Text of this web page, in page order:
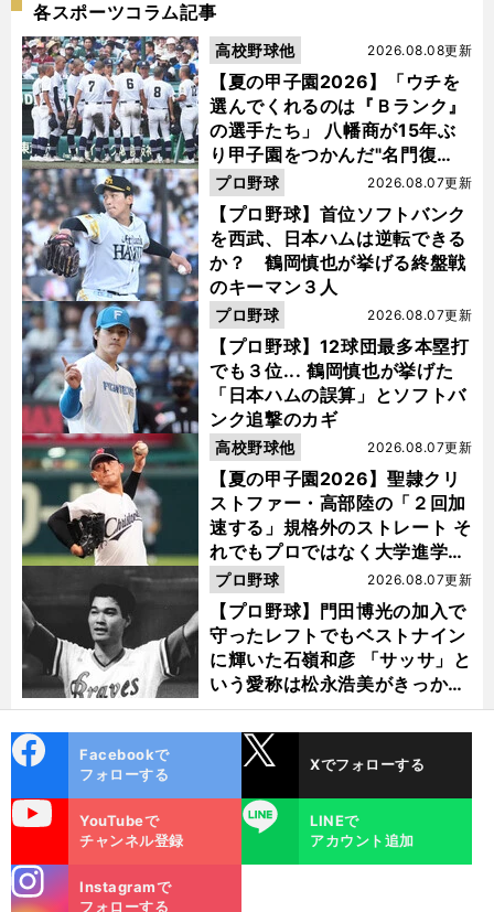
各スポーツコラム記事
【夏の甲子園2026】「ウチを
選んでくれるのは『Ｂランク』
の選手たち」 八幡商が15年ぶ
り甲子園をつかんだ"名門復
活"の舞台裏
2026.08.08更新
高校野球他
【プロ野球】首位ソフトバンク
を西武、日本ハムは逆転できる
か？ 鶴岡慎也が挙げる終盤戦
のキーマン３人
2026.08.07更新
プロ野球
【プロ野球】12球団最多本塁打
でも３位... 鶴岡慎也が挙げた
「日本ハムの誤算」とソフトバ
ンク追撃のカギ
2026.08.07更新
プロ野球
【夏の甲子園2026】聖隷クリ
ストファー・高部陸の「２回加
速する」規格外のストレート そ
れでもプロではなく大学進学を
選ぶ理由
2026.08.07更新
高校野球他
【プロ野球】門田博光の加入で
守ったレフトでもベストナイン
に輝いた石嶺和彦 「サッサ」と
いう愛称は松永浩美がきっか
け？
2026.08.07更新
プロ野球
ok
Facebookで
フォローする
Xでフォローする
YouTubeで
チャンネル登録
LINE
LINEで
アカウント追加
m
Instagramで
フォローする